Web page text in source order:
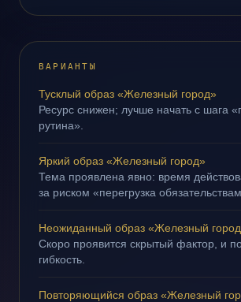
ВАРИАНТЫ
Тусклый образ «Железный город»
Ресурс снижен; лучше начать с шага
рутина».
Яркий образ «Железный город»
Тема проявлена явно: время
за риском «перегрузка
Неожиданный образ «Железный
Скоро проявится скрытый фактор, и
гибкость.
Повторяющийся образ «Железный